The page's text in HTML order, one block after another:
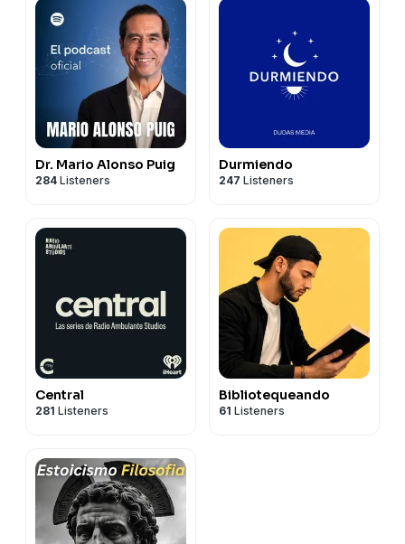
Dr. Mario Alonso Puig
284 Listeners
Durmiendo
247 Listeners
Central
281 Listeners
Bibliotequeando
61 Listeners